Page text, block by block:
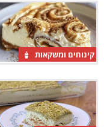
קינוחים ומשקאות